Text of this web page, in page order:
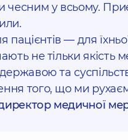
чесним у всьому.
— для
не тільки якість
державою та
того, що ми
медичної